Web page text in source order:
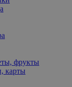
фрукты
карты